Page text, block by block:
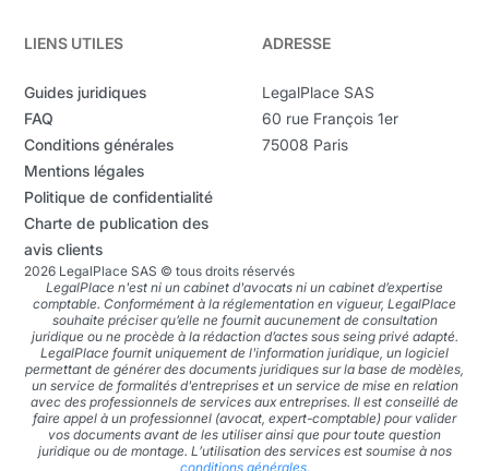
LIENS UTILES
Guides juridiques
FAQ
Conditions générales
Mentions légales
Politique de confidentialité
Charte de publication des
avis clients
ADRESSE
LegalPlace SAS
60 rue François 1er
75008 Paris
2026 LegalPlace SAS © tous droits réservés
LegalPlace n'est ni un cabinet d'avocats ni un cabinet d’expertise
comptable. Conformément à la réglementation en vigueur, LegalPlace
souhaite préciser qu’elle ne fournit aucunement de consultation
juridique ou ne procède à la rédaction d’actes sous seing privé adapté.
LegalPlace fournit uniquement de l'information juridique, un logiciel
permettant de générer des documents juridiques sur la base de modèles,
un service de formalités d'entreprises et un service de mise en relation
avec des professionnels de services aux entreprises. Il est conseillé de
faire appel à un professionnel (avocat, expert-comptable) pour valider
vos documents avant de les utiliser ainsi que pour toute question
juridique ou de montage. L’utilisation des services est soumise à nos
conditions générales.